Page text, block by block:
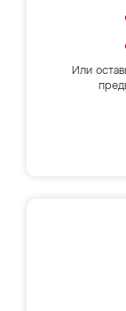
Или